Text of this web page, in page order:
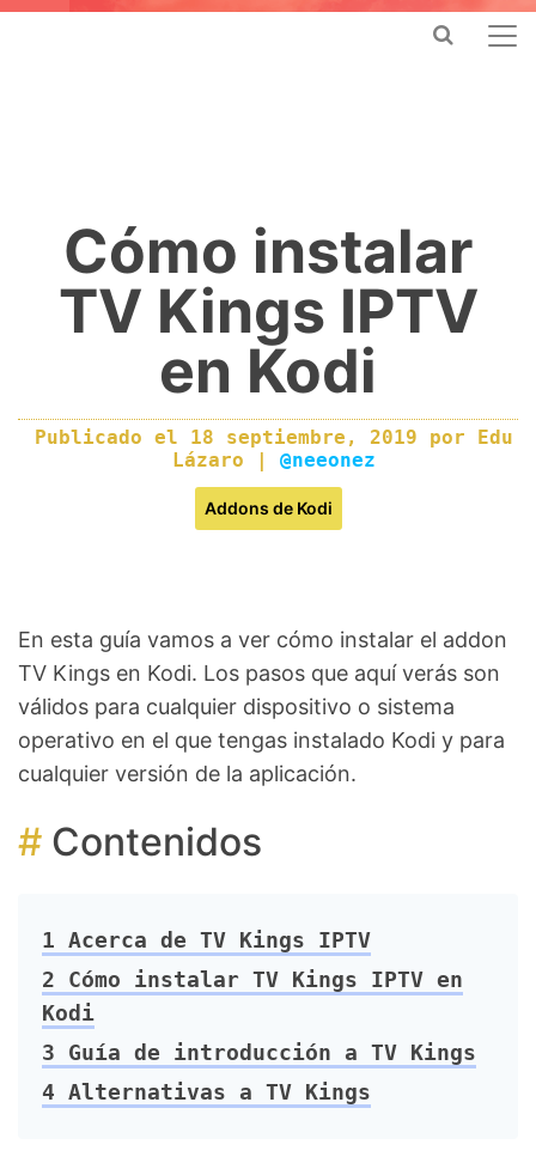
Cómo instalar
TV Kings IPTV
en Kodi
Publicado el 18 septiembre, 2019 por Edu
Lázaro | @neeonez
Addons de Kodi
En esta guía vamos a ver cómo instalar el addon
TV Kings en Kodi. Los pasos que aquí verás son
válidos para cualquier dispositivo o sistema
operativo en el que tengas instalado Kodi y para
cualquier versión de la aplicación.
Contenidos
1 Acerca de TV Kings IPTV
2 Cómo instalar TV Kings IPTV en
Kodi
3 Guía de introducción a TV Kings
4 Alternativas a TV Kings